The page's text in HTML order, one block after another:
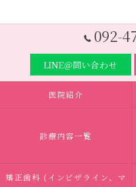
092-
LINE＠問い合わせ
医院紹介
診療内容一覧
矯正歯科 (インビザライン、マ